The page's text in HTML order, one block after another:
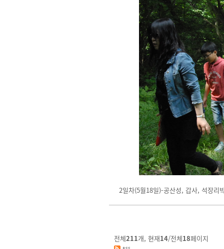
2일차(5월18일)-공산성, 갑사, 석장리
전체211개, 현재14/전체18페이지